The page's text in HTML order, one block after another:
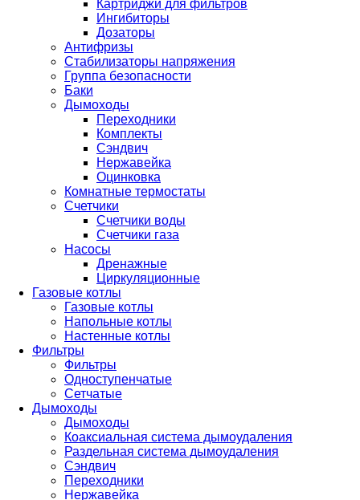
Картриджи для фильтров
Ингибиторы
Дозаторы
Антифризы
Стабилизаторы напряжения
Группа безопасности
Баки
Дымоходы
Переходники
Комплекты
Сэндвич
Нержавейка
Оцинковка
Комнатные термостаты
Счетчики
Счетчики воды
Счетчики газа
Насосы
Дренажные
Циркуляционные
Газовые котлы
Газовые котлы
Напольные котлы
Настенные котлы
Фильтры
Фильтры
Одноступенчатые
Сетчатые
Дымоходы
Дымоходы
Коаксиальная система дымоудаления
Раздельная система дымоудаления
Сэндвич
Переходники
Нержавейка